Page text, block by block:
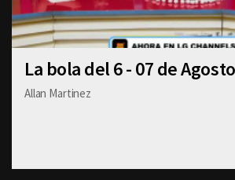
La bola del 6 - 07 de
Allan Martinez